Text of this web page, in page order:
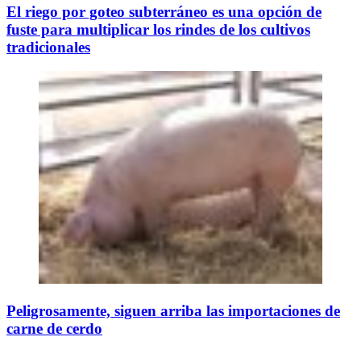
El riego por goteo subterráneo es una opción de
fuste para multiplicar los rindes de los cultivos
tradicionales
Peligrosamente, siguen arriba las importaciones de
carne de cerdo